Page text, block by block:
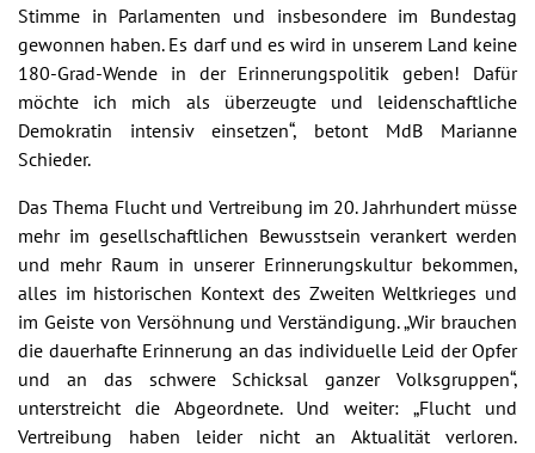
Stimme in Parlamenten und insbesondere im Bundestag
gewonnen haben. Es darf und es wird in unserem Land keine
180-Grad-Wende in der Erinnerungspolitik geben! Dafür
möchte ich mich als überzeugte und leidenschaftliche
Demokratin intensiv einsetzen“, betont MdB Marianne
Schieder.
Das Thema Flucht und Vertreibung im 20. Jahrhundert müsse
mehr im gesellschaftlichen Bewusstsein verankert werden
und mehr Raum in unserer Erinnerungskultur bekommen,
alles im historischen Kontext des Zweiten Weltkrieges und
im Geiste von Versöhnung und Verständigung. „Wir brauchen
die dauerhafte Erinnerung an das individuelle Leid der Opfer
und an das schwere Schicksal ganzer Volksgruppen“,
unterstreicht die Abgeordnete. Und weiter: „Flucht und
Vertreibung haben leider nicht an Aktualität verloren.